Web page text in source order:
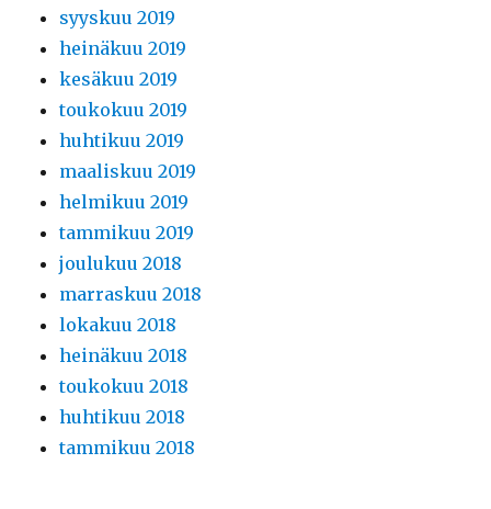
syyskuu 2019
heinäkuu 2019
kesäkuu 2019
toukokuu 2019
huhtikuu 2019
maaliskuu 2019
helmikuu 2019
tammikuu 2019
joulukuu 2018
marraskuu 2018
lokakuu 2018
heinäkuu 2018
toukokuu 2018
huhtikuu 2018
tammikuu 2018